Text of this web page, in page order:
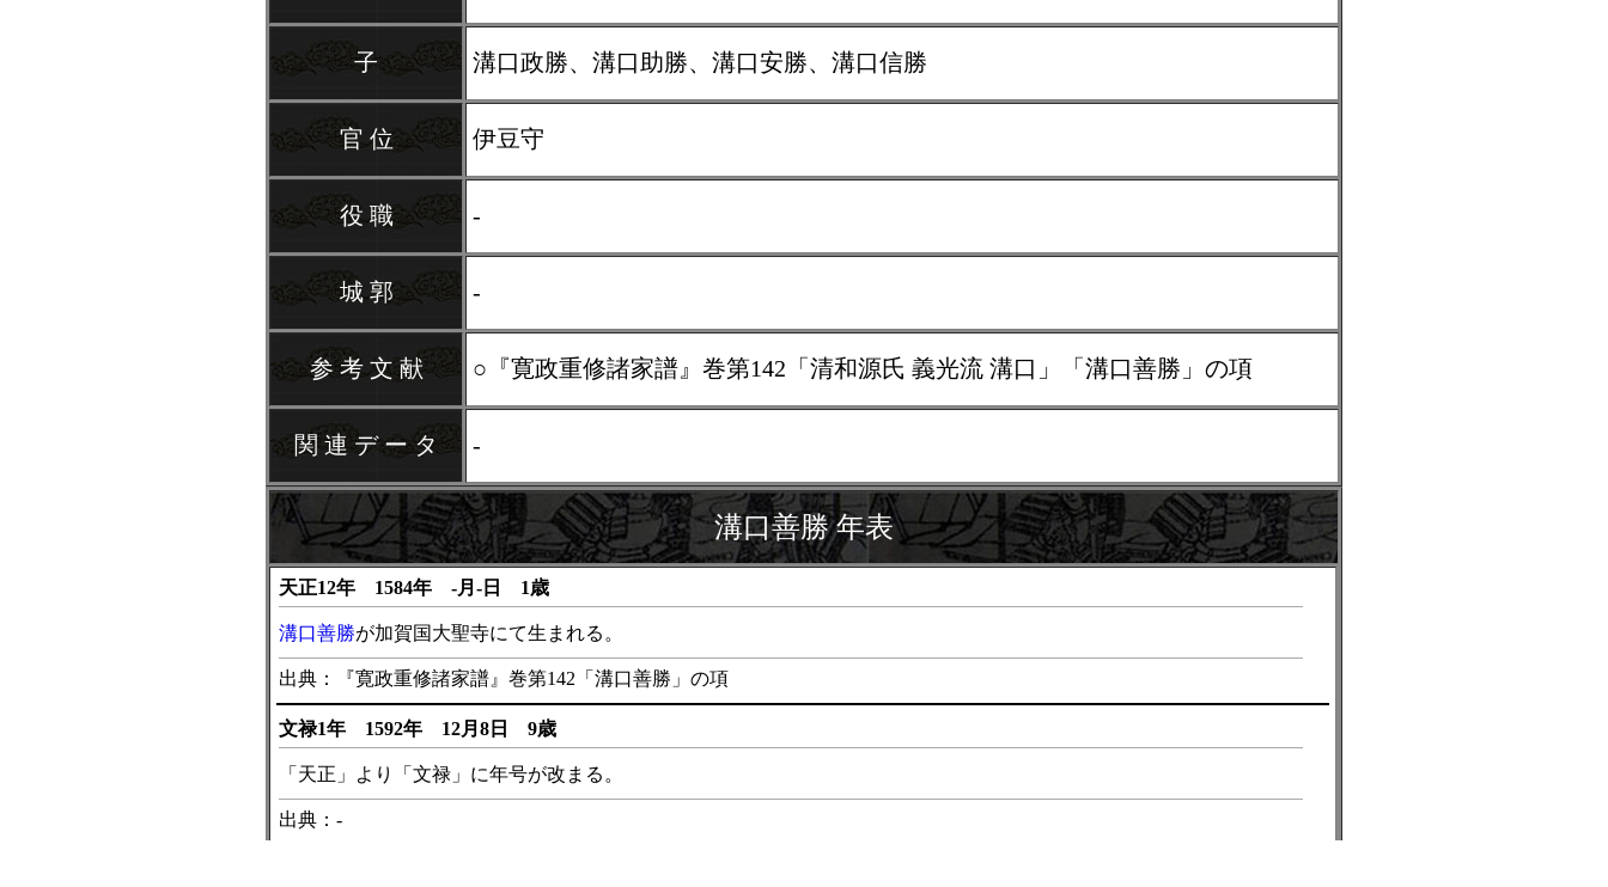
子 溝口政勝、溝口助勝、溝口安勝、溝口信勝
官 位 伊豆守
役 職 -
城 郭 -
参 考 文 献 ○『寛政重修諸家譜』巻第142「清和源氏 義光流 溝口」「溝口善勝」の項
関 連 デ ー タ -
溝口善勝 年表
天正12年 1584年 -月-日 1歳
溝口善勝が加賀国大聖寺にて生まれる。
出典：『寛政重修諸家譜』巻第142「溝口善勝」の項
文禄1年 1592年 12月8日 9歳
「天正」より「文禄」に年号が改まる。
出典：-